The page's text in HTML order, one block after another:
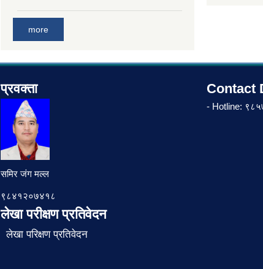
more
प्रवक्ता
समिर जंग मल्ल
९८४१२०७४१८
लेखा परीक्षण प्रतिवेदन
लेखा परिक्षण प्रतिवेदन
Contact
- Hotline: